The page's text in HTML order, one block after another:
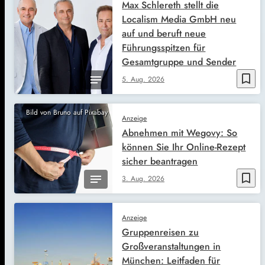
bookmark_border
5. Aug. 2026
Max Schlereth stellt die
Localism Media GmbH neu
auf und beruft neue
Führungsspitzen für
Gesamtgruppe und Sender
Bild von Bruno auf Pixabay
bookmark_border
Anzeige
3. Aug. 2026
Abnehmen mit Wegovy: So
können Sie Ihr Online-Rezept
sicher beantragen
Anzeige
Gruppenreisen zu
Großveranstaltungen in
München: Leitfaden für